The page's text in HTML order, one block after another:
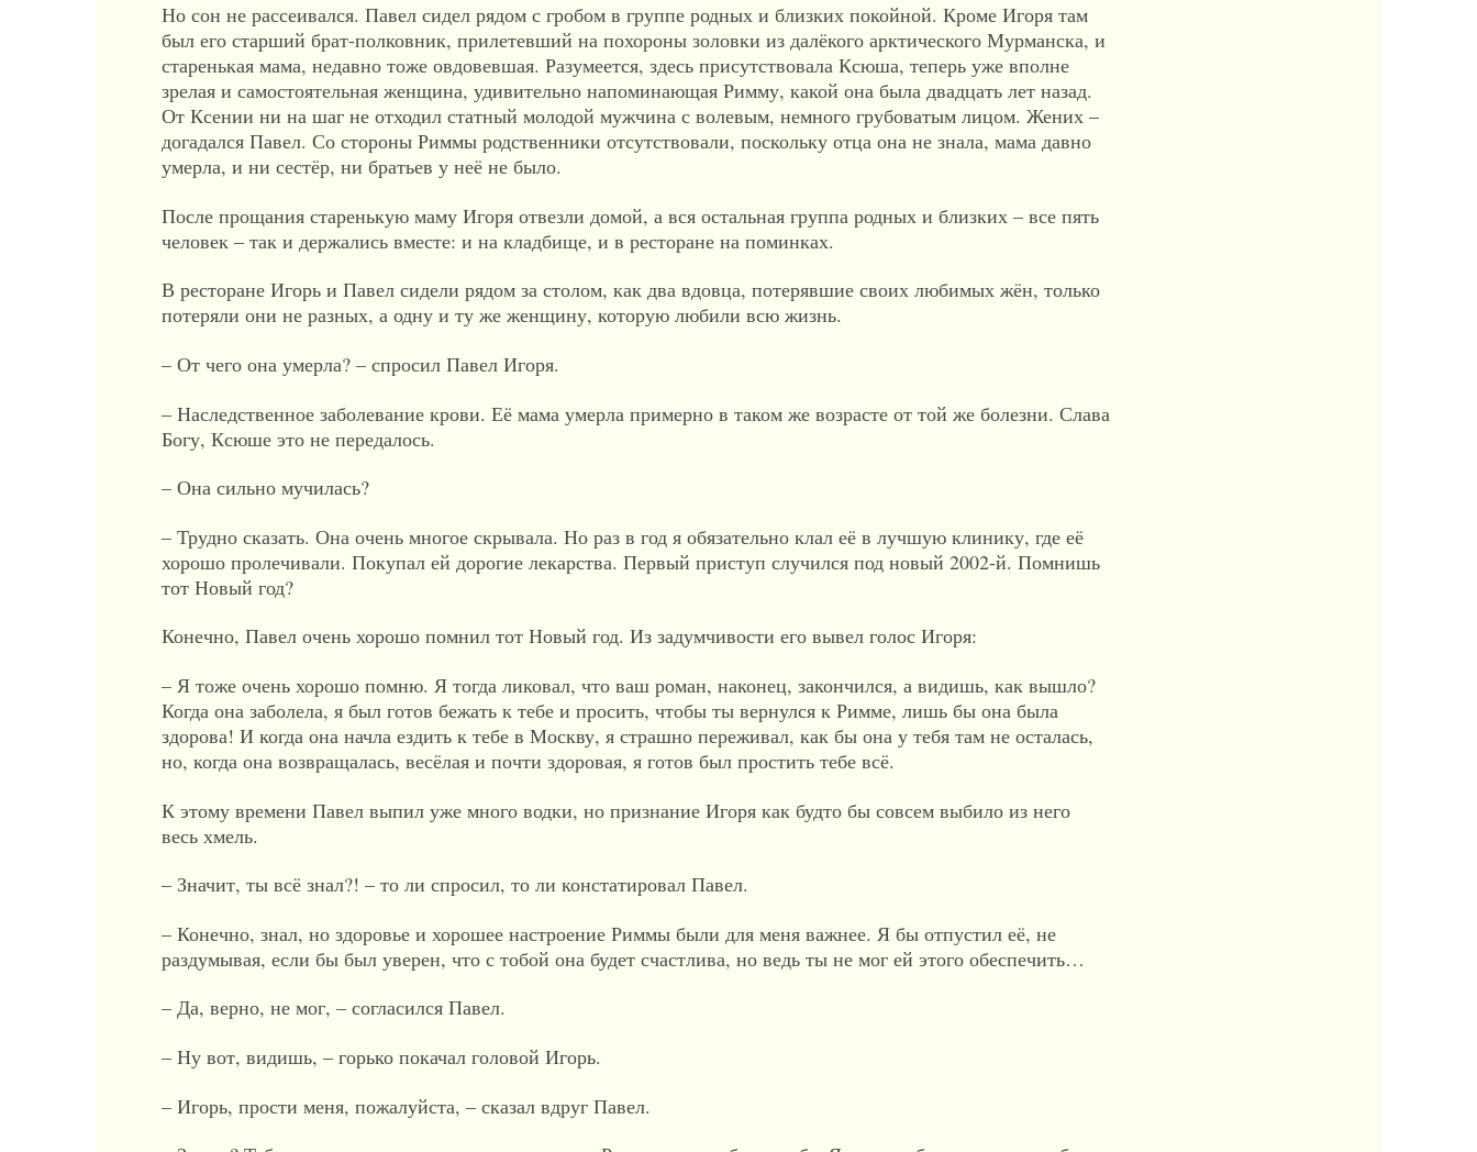
Но сон не рассеивался. Павел сидел рядом с гробом в группе родных и близких покойной. Кроме Игоря там
был его старший брат-полковник, прилетевший на похороны золовки из далёкого арктического Мурманска, и
старенькая мама, недавно тоже овдовевшая. Разумеется, здесь присутствовала Ксюша, теперь уже вполне
зрелая и самостоятельная женщина, удивительно напоминающая Римму, какой она была двадцать лет назад.
От Ксении ни на шаг не отходил статный молодой мужчина с волевым, немного грубоватым лицом. Жених –
догадался Павел. Со стороны Риммы родственники отсутствовали, поскольку отца она не знала, мама давно
умерла, и ни сестёр, ни братьев у неё не было.
После прощания старенькую маму Игоря отвезли домой, а вся остальная группа родных и близких – все пять
человек – так и держались вместе: и на кладбище, и в ресторане на поминках.
В ресторане Игорь и Павел сидели рядом за столом, как два вдовца, потерявшие своих любимых жён, только
потеряли они не разных, а одну и ту же женщину, которую любили всю жизнь.
– От чего она умерла? – спросил Павел Игоря.
– Наследственное заболевание крови. Её мама умерла примерно в таком же возрасте от той же болезни. Слава
Богу, Ксюше это не передалось.
– Она сильно мучилась?
– Трудно сказать. Она очень многое скрывала. Но раз в год я обязательно клал её в лучшую клинику, где её
хорошо пролечивали. Покупал ей дорогие лекарства. Первый приступ случился под новый 2002-й. Помнишь
тот Новый год?
Конечно, Павел очень хорошо помнил тот Новый год. Из задумчивости его вывел голос Игоря:
– Я тоже очень хорошо помню. Я тогда ликовал, что ваш роман, наконец, закончился, а видишь, как вышло?
Когда она заболела, я был готов бежать к тебе и просить, чтобы ты вернулся к Римме, лишь бы она была
здорова! И когда она начла ездить к тебе в Москву, я страшно переживал, как бы она у тебя там не осталась,
но, когда она возвращалась, весёлая и почти здоровая, я готов был простить тебе всё.
К этому времени Павел выпил уже много водки, но признание Игоря как будто бы совсем выбило из него
весь хмель.
– Значит, ты всё знал?! – то ли спросил, то ли констатировал Павел.
– Конечно, знал, но здоровье и хорошее настроение Риммы были для меня важнее. Я бы отпустил её, не
раздумывая, если бы был уверен, что с тобой она будет счастлива, но ведь ты не мог ей этого обеспечить…
– Да, верно, не мог, – согласился Павел.
– Ну вот, видишь, – горько покачал головой Игорь.
– Игорь, прости меня, пожалуйста, – сказал вдруг Павел.